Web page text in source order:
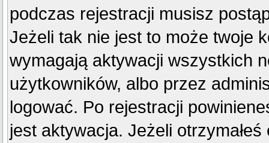
podczas rejestracji musisz
Jeżeli tak nie jest to może twoje
wymagają aktywacji wszystkich
użytkowników, albo przez
logować. Po rejestracji
jest aktywacja. Jeżeli